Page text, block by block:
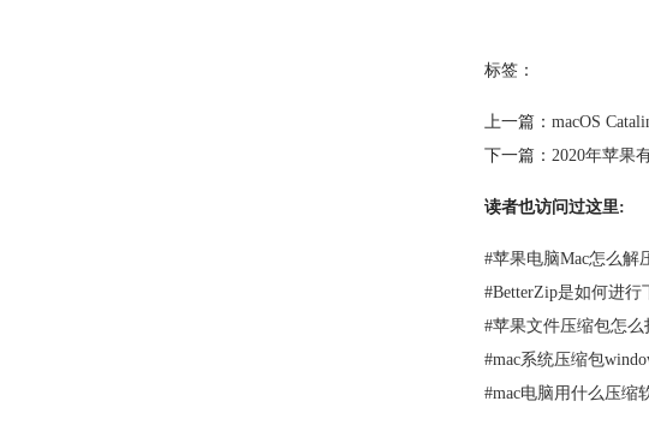
标签：
上一篇：macOS
下一篇：2020年苹果
读者也访问过这里:
#苹果电脑Mac怎么解
#BetterZip是如何进
#苹果文件压缩包怎
#mac系统压缩包
#mac电脑用什么压缩